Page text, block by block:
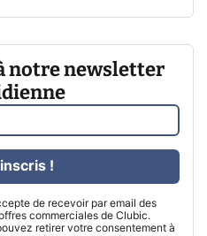
notre newsletter
de recevoir par email des
commerciales de Clubic.
retirer votre consentement à
!